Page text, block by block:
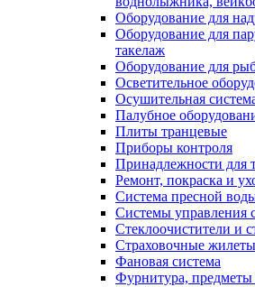
Оборудование для
Оборудование для
такелаж
Оборудование для
Осветительное
Осушительная
Палубное
Плиты транцевые
Приборы контроля
Принадлежности для
Ремонт, покраска и
Система пресной
Системы управления
Стеклоочистители и
Страховочные
Фановая система
Фурнитура, предметы